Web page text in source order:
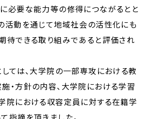
必要な能力等の修得につながるとと
活動を通じて地域社会の活性化にも
待できる取り組みであると評価され
しては、大学院の一部専攻における教
・方針の内容、大学院における学習
院における収容定員に対する在籍学